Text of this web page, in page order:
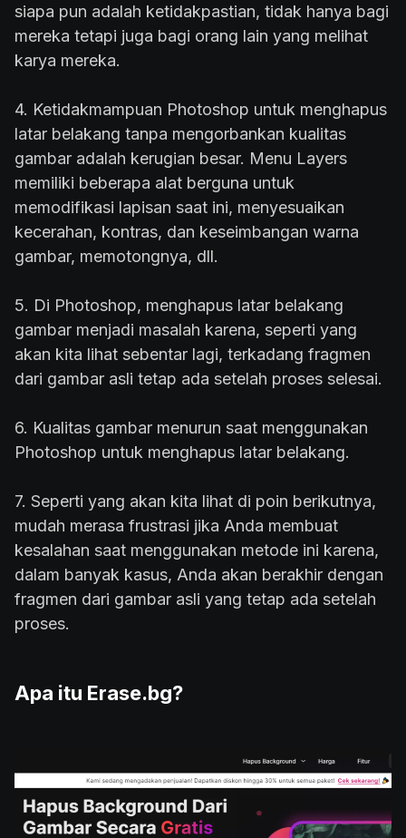
siapa pun adalah ketidakpastian, tidak hanya bagi
mereka tetapi juga bagi orang lain yang melihat
karya mereka.
4. Ketidakmampuan Photoshop untuk menghapus
latar belakang tanpa mengorbankan kualitas
gambar adalah kerugian besar. Menu Layers
memiliki beberapa alat berguna untuk
memodifikasi lapisan saat ini, menyesuaikan
kecerahan, kontras, dan keseimbangan warna
gambar, memotongnya, dll.
5. Di Photoshop, menghapus latar belakang
gambar menjadi masalah karena, seperti yang
akan kita lihat sebentar lagi, terkadang fragmen
dari gambar asli tetap ada setelah proses selesai.
6. Kualitas gambar menurun saat menggunakan
Photoshop untuk menghapus latar belakang.
7. Seperti yang akan kita lihat di poin berikutnya,
mudah merasa frustrasi jika Anda membuat
kesalahan saat menggunakan metode ini karena,
dalam banyak kasus, Anda akan berakhir dengan
fragmen dari gambar asli yang tetap ada setelah
proses.
Apa itu Erase.bg?